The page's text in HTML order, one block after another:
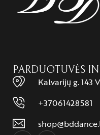
PARDUOTUVĖS
Kalvarijų g. 143
+37061428581